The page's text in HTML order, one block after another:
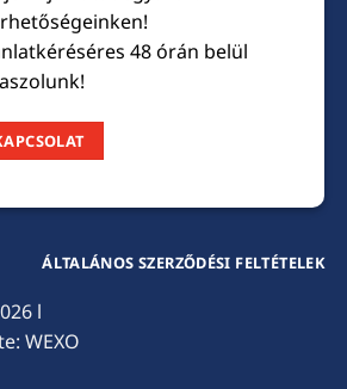
48 órán belül
l
WEXO
ÁLTALÁNOS SZERZŐDÉSI FELTÉTELEK